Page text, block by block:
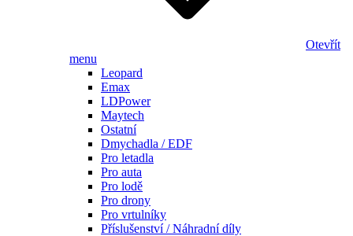
Otevřít
menu
Leopard
Emax
LDPower
Maytech
Ostatní
Dmychadla / EDF
Pro letadla
Pro auta
Pro lodě
Pro drony
Pro vrtulníky
Příslušenství / Náhradní díly